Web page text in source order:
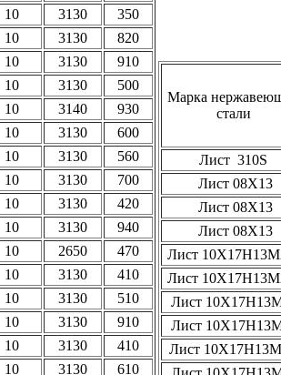
10 3130
350
10 3130
820
10 3130
910
10 3130
500
10 3140
930
10 3130
600
10 3130
560
10 3130
700
10 3130
420
10 3130
940
10 2650
470
10 3130
410
10 3130
510
10 3130
910
10 3130
410
10 3130
610
Марка
стали
Лист 310S
Лист 08Х13
Лист 08Х13
Лист 08Х13
Лист
Лист
Лист
Лист
Лист